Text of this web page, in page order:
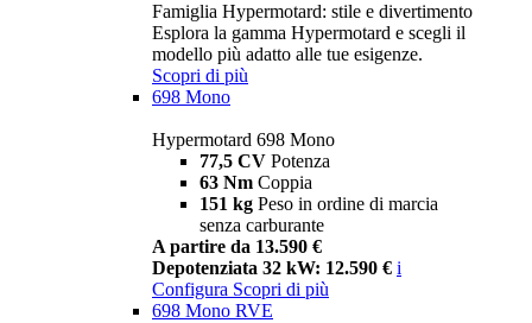
Famiglia Hypermotard: stile e divertimento
Esplora la gamma Hypermotard e scegli il
modello più adatto alle tue esigenze.
Scopri di più
698 Mono
Hypermotard 698 Mono
77,5 CV Potenza
63 Nm Coppia
151 kg Peso in ordine di marcia
senza carburante
A partire da 13.590 €
Depotenziata 32 kW: 12.590 € i
Configura Scopri di più
698 Mono RVE